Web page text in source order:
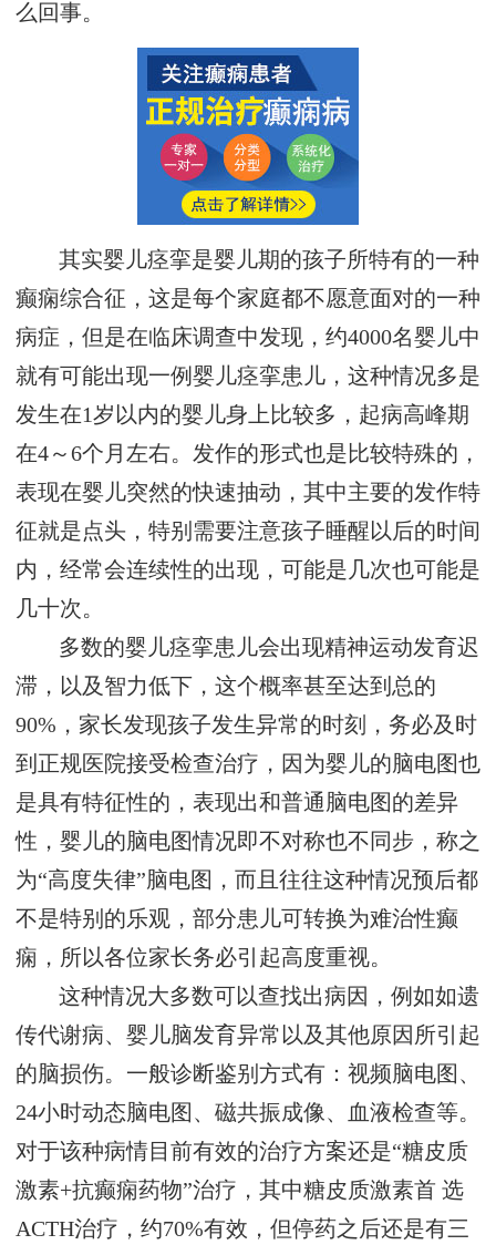
么回事。
其实婴儿痉挛是婴儿期的孩子所特有的一种
癫痫综合征，这是每个家庭都不愿意面对的一种
病症，但是在临床调查中发现，约4000名婴儿中
就有可能出现一例婴儿痉挛患儿，这种情况多是
发生在1岁以内的婴儿身上比较多，起病高峰期
在4～6个月左右。发作的形式也是比较特殊的，
表现在婴儿突然的快速抽动，其中主要的发作特
征就是点头，特别需要注意孩子睡醒以后的时间
内，经常会连续性的出现，可能是几次也可能是
几十次。
多数的婴儿痉挛患儿会出现精神运动发育迟
滞，以及智力低下，这个概率甚至达到总的
90%，家长发现孩子发生异常的时刻，务必及时
到正规医院接受检查治疗，因为婴儿的脑电图也
是具有特征性的，表现出和普通脑电图的差异
性，婴儿的脑电图情况即不对称也不同步，称之
为“高度失律”脑电图，而且往往这种情况预后都
不是特别的乐观，部分患儿可转换为难治性癫
痫，所以各位家长务必引起高度重视。
这种情况大多数可以查找出病因，例如如遗
传代谢病、婴儿脑发育异常以及其他原因所引起
的脑损伤。一般诊断鉴别方式有：视频脑电图、
24小时动态脑电图、磁共振成像、血液检查等。
对于该种病情目前有效的治疗方案还是“糖皮质
激素+抗癫痫药物”治疗，其中糖皮质激素首 选
ACTH治疗，约70%有效，但停药之后还是有三